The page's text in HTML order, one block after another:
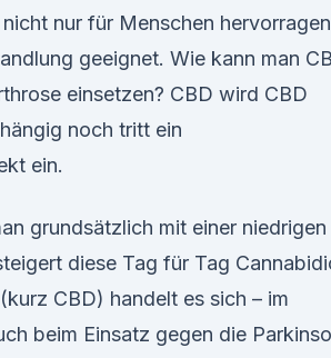
nur für Menschen
geeignet. Wie kann man
einsetzen? CBD wird CBD
noch tritt ein
ein.
grundsätzlich mit einer niedrigen
diese Tag für Tag
CBD) handelt es sich – im
beim Einsatz gegen die